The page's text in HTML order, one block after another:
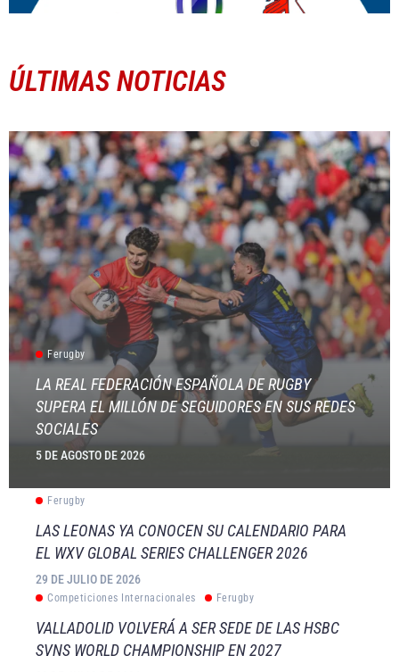
ÚLTIMAS NOTICIAS
Ferugby
LA REAL FEDERACIÓN ESPAÑOLA DE RUGBY
SUPERA EL MILLÓN DE SEGUIDORES EN SUS REDES
SOCIALES
5 DE AGOSTO DE 2026
Ferugby
LAS LEONAS YA CONOCEN SU CALENDARIO PARA
EL WXV GLOBAL SERIES CHALLENGER 2026
29 DE JULIO DE 2026
Competiciones Internacionales Ferugby
VALLADOLID VOLVERÁ A SER SEDE DE LAS HSBC
SVNS WORLD CHAMPIONSHIP EN 2027